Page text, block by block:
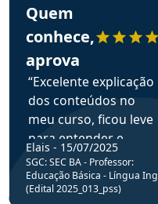
Quem
conhece,
aprova
“Excelente explicação
dos conteúdos no
meu curso, ficou leve
para entender e
colocar em prática
através da resolução
de questões.”
Elais - 15/07/2025
SGC: SEC BA - Professor:
Educação Básica - Língua
(Edital 2025_013_pss)